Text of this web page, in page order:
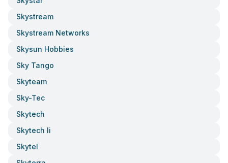
Skystream
Skystream Networks
Skysun Hobbies
Sky Tango
Skyteam
Sky-Tec
Skytech
Skytech Ii
Skytel